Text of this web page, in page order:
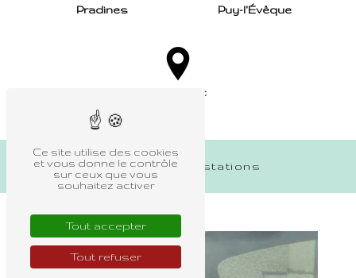
Pradines Puy-l'Évêque
Prayssac
Nos autres prestations
Ce site utilise des cookies
et vous donne le contrôle
sur ceux que vous
souhaitez activer
Tout accepter
Tout refuser